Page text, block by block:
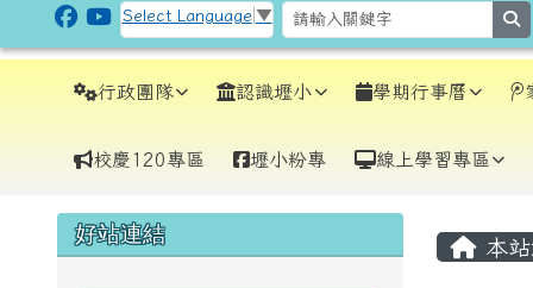
跳至主內容區
CLPS Site
Select Language ▼
導覽列行政團隊 認識壢小 學期行事曆
校慶120專區 壢小粉專 線上學習專區
左邊區域內容
好站連結 主內
本站
頁尾區域